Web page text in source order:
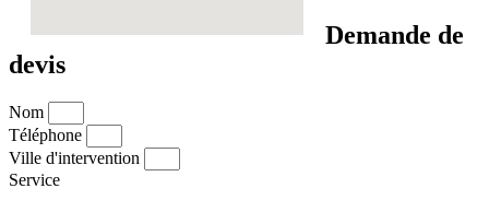
Demande de
devis
Nom
Téléphone
Ville d'intervention
Service